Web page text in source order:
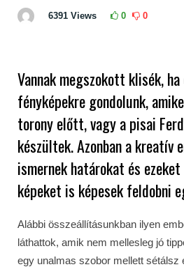
6391 Views 0 0
Vannak megszokott klisék,
fényképekre gondolunk,
torony előtt, vagy a pisai
készültek. Azonban a kreatív
ismernek határokat és ezeket
képeket is képesek feldobni
Alábbi összeállításunkban ilyen
láthattok, amik nem mellesleg jó
egy unalmas szobor mellett sétálsz